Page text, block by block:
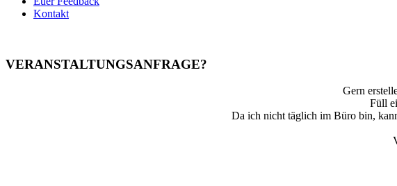
Kontakt
VERANSTALTUNGSANFRAGE?
Gern
Füll
Da ich nicht täglich im Büro bin,